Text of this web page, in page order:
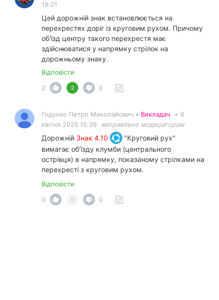
19:21
Цей дорожній знак встановлюється на
перехрестях доріг із круговим рухом. Причому
об'їзд центру такого перехрестя має
здійснюватися у напрямку стрілок на
дорожньому знаку.
Відповісти
2
2 0
Годунко Петро Миколайович • Викладач • 6
квітня 2025 15:39
виправлено модератором
Дорожній Знак 4.10
"Круговий рух"
вимагає об’їзду клумби (центрального
острівця) в напрямку, показаному стрілками на
перехресті з круговим рухом.
Відповісти
0
0 0